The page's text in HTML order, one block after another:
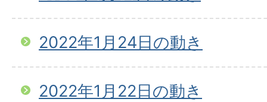
2022年1月24日の動き
2022年1月22日の動き